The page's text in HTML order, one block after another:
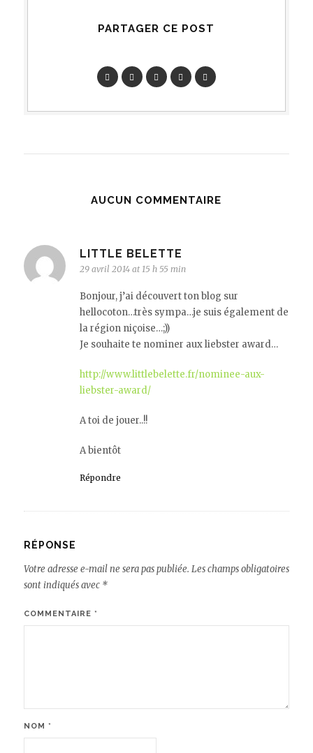
PARTAGER CE POST
AUCUN COMMENTAIRE
LITTLE BELETTE
29 avril 2014 at 15 h 55 min
Bonjour, j’ai découvert ton blog sur
hellocoton…très sympa…je suis également de
la région niçoise…;))
Je souhaite te nominer aux liebster award…
http://www.littlebelette.fr/nominee-aux-
liebster-award/
A toi de jouer..!!
A bientôt
Répondre
RÉPONSE
Votre adresse e-mail ne sera pas publiée. Les champs obligatoires
sont indiqués avec *
COMMENTAIRE *
NOM *